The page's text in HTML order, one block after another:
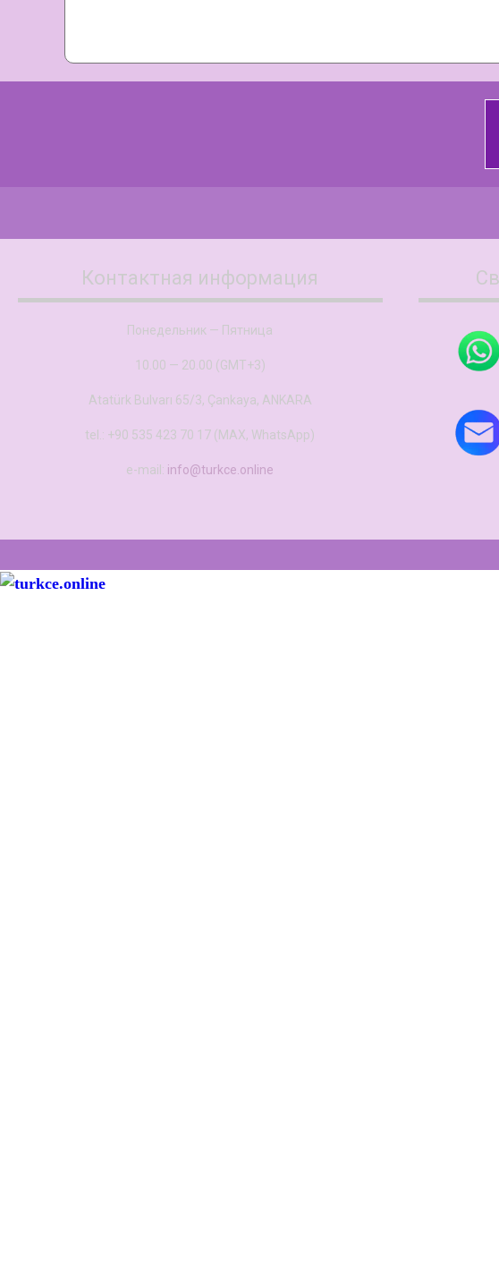
Контактная информация
Понедельник — Пятница
10.00 — 20.00 (GMT+3)
Atatürk Bulvarı 65/3, Çankaya, ANKARA
tel.: +90 535 423 70 17 (MAX, WhatsApp)
e-mail: info@turkce.online